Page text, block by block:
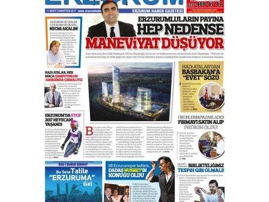
Esat BİNDESEN
Başkan Sekmen’den Erzurum’a
bir vizyon proje daha!
02 Ağustos 2026 Pazar
Kadir SABUNCUOĞLU
Erzurumspor’un köşe taşları
29 Haziran 2026 Pazartesi
Kenan GÜLERCİ
Murat Şahsuvaroğlu ERKON’da
çıtayı yukarı taşırken,
yönetimdekiler aşağı
çekmemeli!
17 Şubat 2026 SalıOrhan BOZKURT